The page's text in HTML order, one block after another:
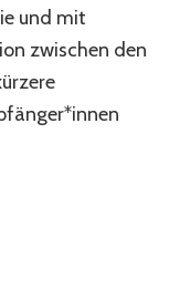
und mit
zwischen den